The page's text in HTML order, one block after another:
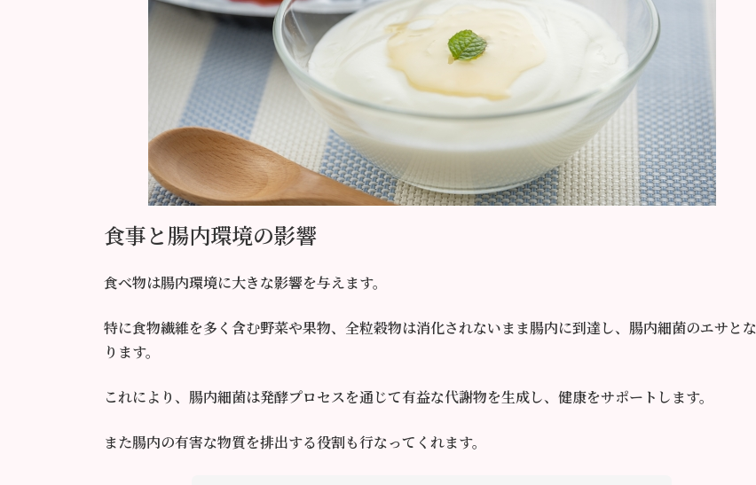
食事と腸内環境の影響
食べ物は腸内環境に大きな影響を与えます。
特に食物繊維を多く含む野菜や果物、全粒穀物は消化されないまま腸内に到達し、腸内細菌のエサとな
ります。
これにより、腸内細菌は発酵プロセスを通じて有益な代謝物を生成し、健康をサポートします。
また腸内の有害な物質を排出する役割も行なってくれます。